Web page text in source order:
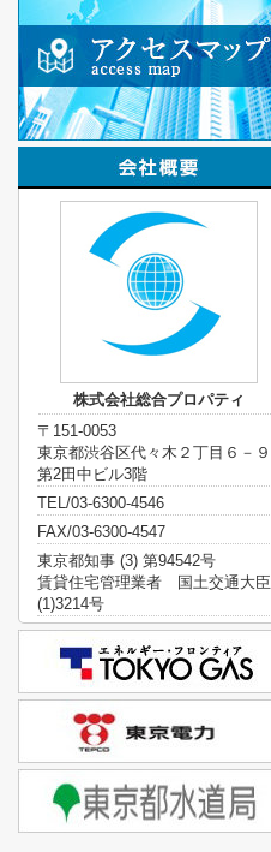
株式会社総合プロパティ
〒151-0053
東京都渋谷区代々木２丁目６－９
第2田中ビル3階
TEL/03-6300-4546
FAX/03-6300-4547
東京都知事 (3) 第94542号
賃貸住宅管理業者 国土交通大臣
(1)3214号